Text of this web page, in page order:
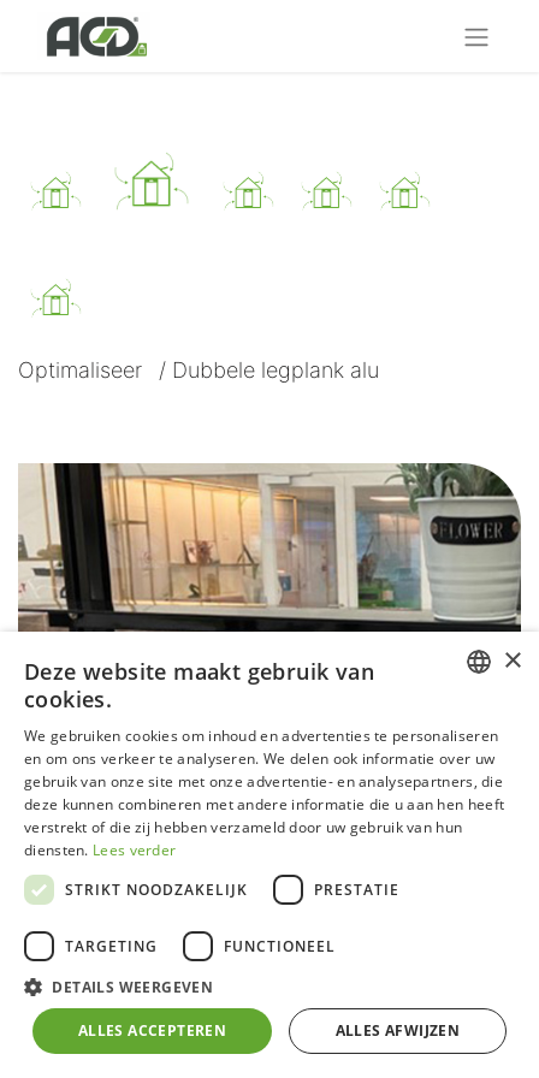
Optimaliseer / Dubbele legplank alu
Dubbele legplank alu
Klein, leuk en compact.
GERMAN
FRENCH
×
Deze website maakt gebruik van
cookies.
We gebruiken cookies om inhoud en advertenties te personaliseren
en om ons verkeer te analyseren. We delen ook informatie over uw
gebruik van onze site met onze advertentie- en analysepartners, die
deze kunnen combineren met andere informatie die u aan hen heeft
verstrekt of die zij hebben verzameld door uw gebruik van hun
diensten. Lees verder
STRIKT NOODZAKELIJK
PRESTATIE
TARGETING FUNCTIONEEL
DETAILS WEERGEVEN
ALLES ACCEPTEREN ALLES AFWIJZEN